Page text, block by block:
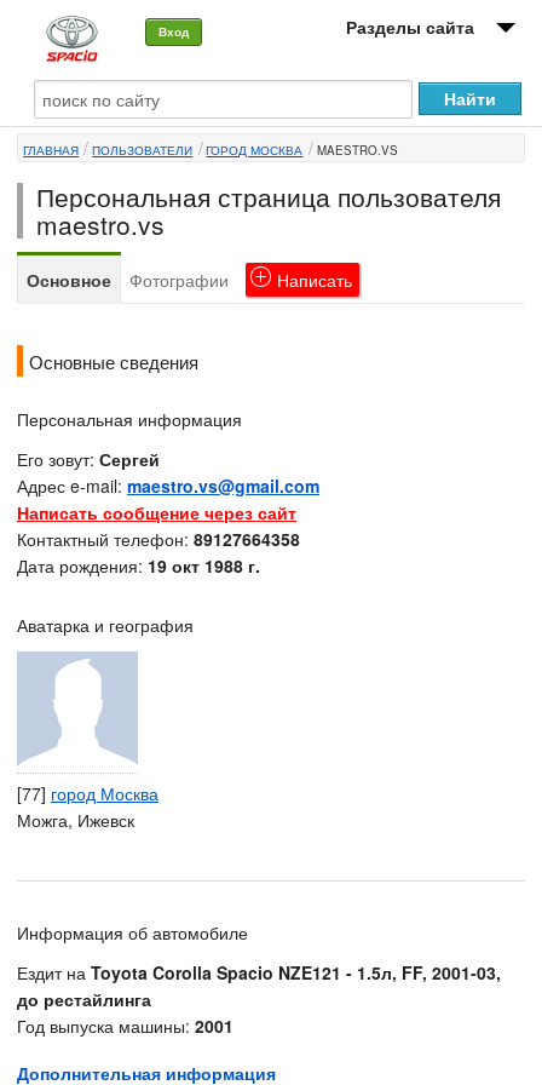
Вход Разделы сайта
О машине
Автоклуб
Форумы
Сервисы и услуги
ГЛАВНАЯ ПОЛЬЗОВАТЕЛИ ГОРОД МОСКВА MAESTRO.VS
Персональная страница пользователя
maestro.vs
Основное Фотографии Написать
Основные сведения
Персональная информация
Его зовут: Сергей
Адрес e-mail: maestro.vs@gmail.com
Написать сообщение через сайт
Контактный телефон: 89127664358
Дата рождения: 19 окт 1988 г.
Аватарка и география
[77] город Москва
Можга, Ижевск
Информация об автомобиле
Ездит на Toyota Corolla Spacio NZE121 - 1.5л, FF, 2001-03,
до рестайлинга
Год выпуска машины: 2001
Дополнительная информация